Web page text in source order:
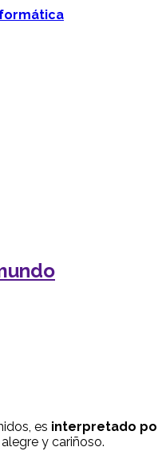
es interpretado
y cariñoso.